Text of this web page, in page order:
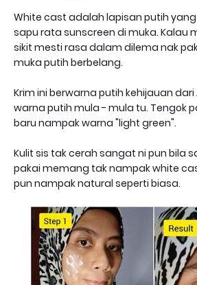
White cast adalah lapisan putih
sapu rata sunscreen di muka. Kalau
sikit mesti rasa dalam dilema nak
muka putih berbelang.
Krim ini berwarna putih kehijauan dari
warna putih mula - mula tu. Tengok
baru nampak warna "light green".
Kulit sis tak cerah sangat ni pun bila
pakai memang tak nampak white
pun nampak natural seperti biasa.